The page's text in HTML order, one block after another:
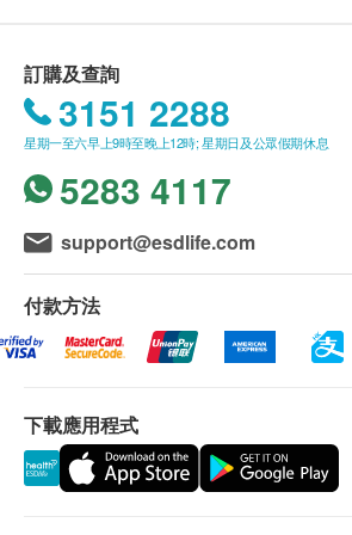
杜克雷嗜血桿菌
淋病奈瑟菌
白色念珠菌
光滑念珠菌
庫德里阿茲威畢赤酵母（克柔念珠
都柏林念珠菌
單純疱疹病毒1型
單純疱疹病毒2型
巨細胞病毒
生殖支原體
沙眼衣原體
微小脲原體
企鵝門診部可安排醫護人員陪同
如果商戶頁面與體檢計劃頁面的
文、英文三個版本有任何抵觸或
繁體中文版本為準。
體檢報告為簡體中文版本。
體檢報告會在體檢後7~14個工
可選擇以下途徑查看體檢報告：
體檢報告完成後，深圳企鵝
訊息至客戶預留的手機號短
預留E-mail，深圳企鵝門診部
發送至客人電郵地址。
體檢報告出具後可預約醫生講解
訂購及查詢
3151 2288
星期一至六早上9時至晚上12時; 星期日及公眾假期休息
5283 4117
support@esdlife.com
付款方法
下載應用程式